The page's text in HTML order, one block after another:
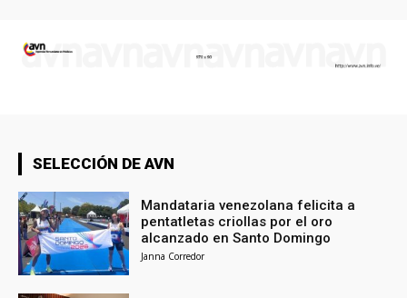
SELECCIÓN DE AVN
Mandataria venezolana felicita a
pentatletas criollas por el oro
alcanzado en Santo Domingo
Janna Corredor